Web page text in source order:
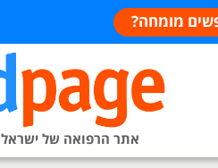
מומחה?
אתר הרפואה של ישראל